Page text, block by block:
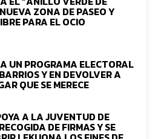
ZONA DE PASEO Y
PARA EL OCIO
UN PROGRAMA ELECTORAL
Y EN DEVOLVER A
QUE SE MERECE
A LA JUVENTUD DE
DE FIRMAS Y SE